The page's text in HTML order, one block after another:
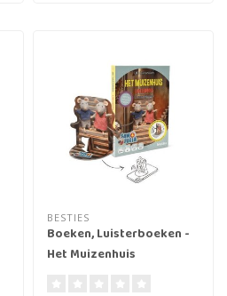
BESTIES
Boeken, Luisterboeken -
Het Muizenhuis